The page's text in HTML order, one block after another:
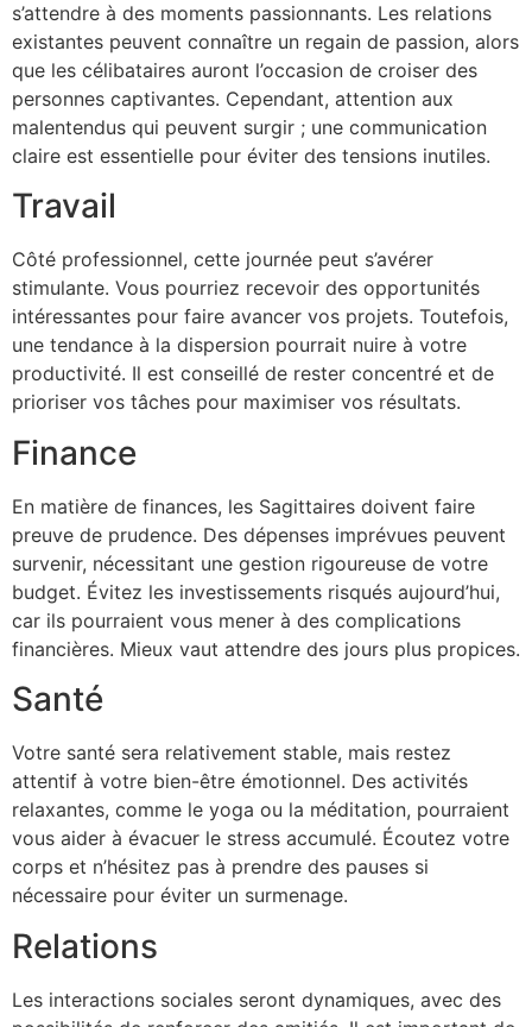
s’attendre à des moments passionnants. Les relations
existantes peuvent connaître un regain de passion, alors
que les célibataires auront l’occasion de croiser des
personnes captivantes. Cependant, attention aux
malentendus qui peuvent surgir ; une communication
claire est essentielle pour éviter des tensions inutiles.
Travail
Côté professionnel, cette journée peut s’avérer
stimulante. Vous pourriez recevoir des opportunités
intéressantes pour faire avancer vos projets. Toutefois,
une tendance à la dispersion pourrait nuire à votre
productivité. Il est conseillé de rester concentré et de
prioriser vos tâches pour maximiser vos résultats.
Finance
En matière de finances, les Sagittaires doivent faire
preuve de prudence. Des dépenses imprévues peuvent
survenir, nécessitant une gestion rigoureuse de votre
budget. Évitez les investissements risqués aujourd’hui,
car ils pourraient vous mener à des complications
financières. Mieux vaut attendre des jours plus propices.
Santé
Votre santé sera relativement stable, mais restez
attentif à votre bien-être émotionnel. Des activités
relaxantes, comme le yoga ou la méditation, pourraient
vous aider à évacuer le stress accumulé. Écoutez votre
corps et n’hésitez pas à prendre des pauses si
nécessaire pour éviter un surmenage.
Relations
Les interactions sociales seront dynamiques, avec des